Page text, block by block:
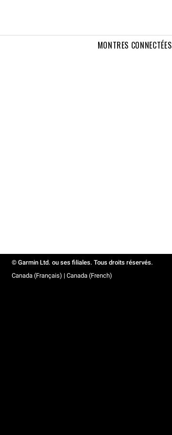
MONTRES CONNECTÉES
© Garmin Ltd. ou ses filiales. Tous droits réservés.
Canada (Français) | Canada (French)